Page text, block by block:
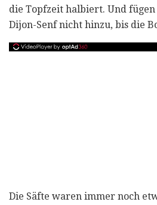
die Topfzeit halbiert. Und fügen
Dijon-Senf nicht hinzu, bis die
Die Säfte waren immer noch